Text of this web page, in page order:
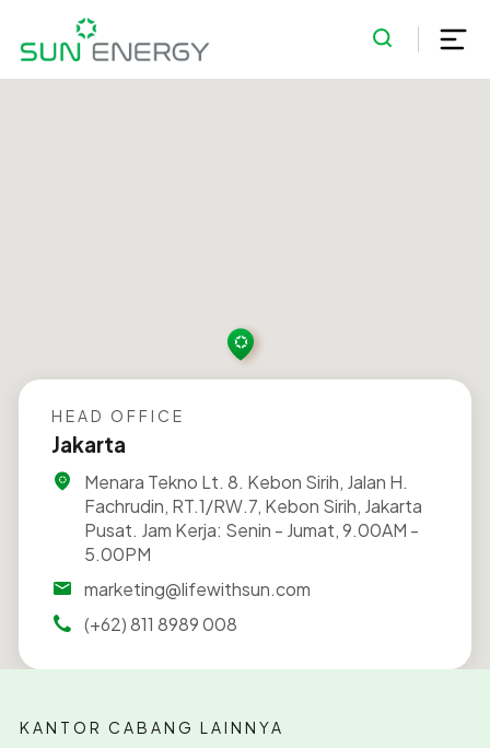
HEAD OFFICE
Jakarta
Menara Tekno Lt. 8. Kebon Sirih, Jalan H.
Fachrudin, RT.1/RW.7, Kebon Sirih, Jakarta
Pusat. Jam Kerja: Senin - Jumat, 9.00AM -
5.00PM
marketing@lifewithsun.com
(+62) 811 8989 008
KANTOR CABANG LAINNYA